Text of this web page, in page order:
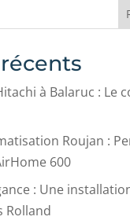
à Balaruc : Le
Roujan :
600
: Une
Rolland